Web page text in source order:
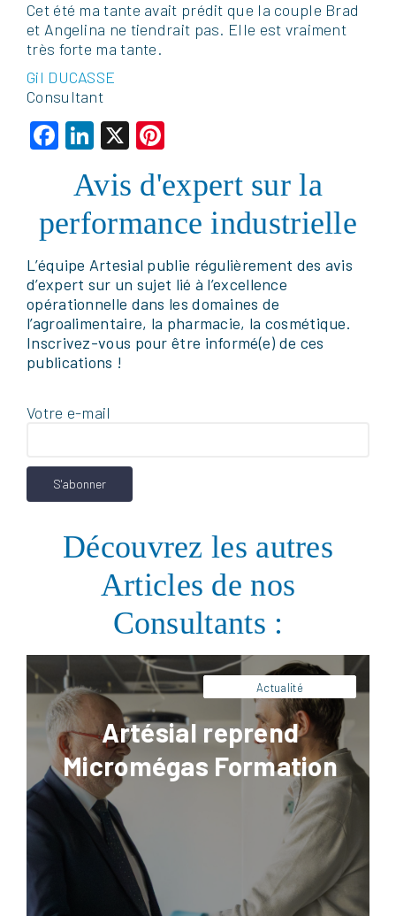
Cet été ma tante avait prédit que la couple Brad
et Angelina ne tiendrait pas. Elle est vraiment
très forte ma tante.
Gil DUCASSE
Consultant
Facebook
LinkedIn
X
Avis d'expert sur la
performance industrielle
L’équipe Artesial publie régulièrement des avis
d’expert sur un sujet lié à l’excellence
opérationnelle dans les domaines de
l’agroalimentaire, la pharmacie, la cosmétique.
Inscrivez-vous pour être informé(e) de ces
publications !
Votre e-mail
Découvrez les autres
Articles de nos
Consultants :
Actualité
Artésial reprend
Micromégas Formation
Artésial reprend l’activité de la société
Micromégas, spécialisée dans la montée en
grands groupes internationaux de
LinkedInPinterest
Artésial apporte son expertise technique et
opérationnelle à NextStage AM pour
l’acquisition de la SEMA (Source des